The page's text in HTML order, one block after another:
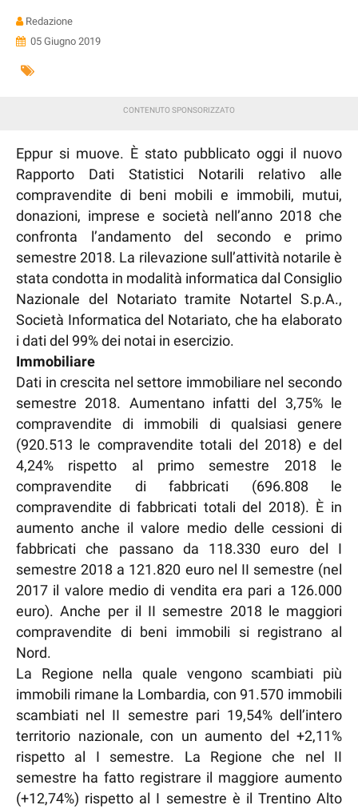
Redazione
05 Giugno 2019
Eppur si muove. È stato pubblicato oggi il nuovo
Rapporto Dati Statistici Notarili relativo alle
compravendite di beni mobili e immobili, mutui,
donazioni, imprese e società nell’anno 2018 che
confronta l’andamento del secondo e primo
semestre 2018. La rilevazione sull’attività notarile è
stata condotta in modalità informatica dal Consiglio
Nazionale del Notariato tramite Notartel S.p.A.,
Società Informatica del Notariato, che ha elaborato
i dati del 99% dei notai in esercizio.
Immobiliare
Dati in crescita nel settore immobiliare nel secondo
semestre 2018. Aumentano infatti del 3,75% le
compravendite di immobili di qualsiasi genere
(920.513 le compravendite totali del 2018) e del
4,24% rispetto al primo semestre 2018 le
compravendite di fabbricati (696.808 le
compravendite di fabbricati totali del 2018). È in
aumento anche il valore medio delle cessioni di
fabbricati che passano da 118.330 euro del I
semestre 2018 a 121.820 euro nel II semestre (nel
2017 il valore medio di vendita era pari a 126.000
euro). Anche per il II semestre 2018 le maggiori
compravendite di beni immobili si registrano al
Nord.
La Regione nella quale vengono scambiati più
immobili rimane la Lombardia, con 91.570 immobili
scambiati nel II semestre pari 19,54% dell’intero
territorio nazionale, con un aumento del +2,11%
rispetto al I semestre. La Regione che nel II
semestre ha fatto registrare il maggiore aumento
(+12,74%) rispetto al I semestre è il Trentino Alto